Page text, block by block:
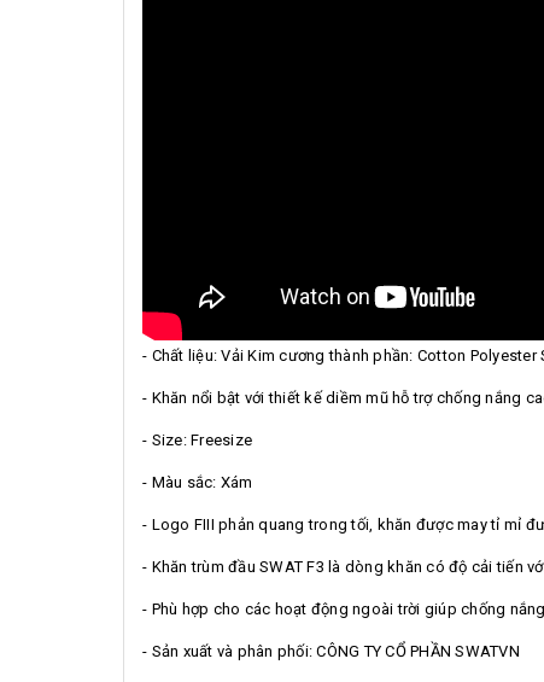
- Chất liệu: Vải Kim cương thành phần: Cotton Polyester
- Khăn nổi bật với thiết kế diềm mũ hỗ trợ chống nắng
- Size: Freesize
- Màu sắc: Xám
- Logo FIII phản quang trong tối, khăn được may tỉ mỉ
- Khăn trùm đầu SWAT F3 là dòng khăn có độ cải tiến
- Phù hợp cho các hoạt động ngoài trời giúp chống
- Sản xuất và phân phối: CÔNG TY CỔ PHẦN SWATVN